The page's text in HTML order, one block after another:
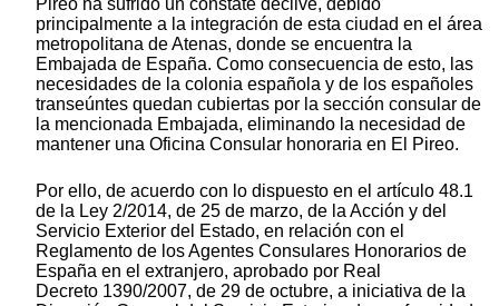
Pireo ha sufrido un constate declive, debido
principalmente a la integración de esta ciudad en el área
metropolitana de Atenas, donde se encuentra la
Embajada de España. Como consecuencia de esto, las
necesidades de la colonia española y de los españoles
transeúntes quedan cubiertas por la sección consular de
la mencionada Embajada, eliminando la necesidad de
mantener una Oficina Consular honoraria en El Pireo.
Por ello, de acuerdo con lo dispuesto en el artículo 48.1
de la Ley 2/2014, de 25 de marzo, de la Acción y del
Servicio Exterior del Estado, en relación con el
Reglamento de los Agentes Consulares Honorarios de
España en el extranjero, aprobado por Real
Decreto 1390/2007, de 29 de octubre, a iniciativa de la